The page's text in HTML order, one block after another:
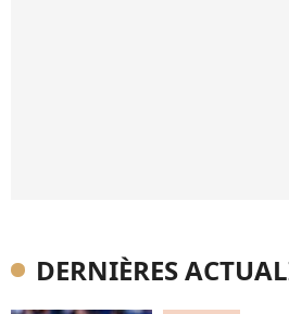
DERNIÈRES